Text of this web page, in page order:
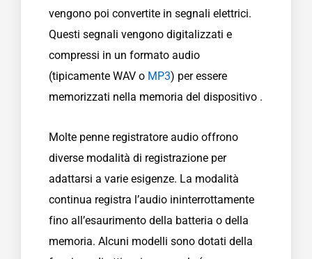
vengono poi convertite in segnali elettrici.
Questi segnali vengono digitalizzati e
compressi in un formato audio
(tipicamente WAV o MP3) per essere
memorizzati nella memoria del dispositivo .
Molte penne registratore audio offrono
diverse modalità di registrazione per
adattarsi a varie esigenze. La modalità
continua registra l’audio ininterrottamente
fino all’esaurimento della batteria o della
memoria. Alcuni modelli sono dotati della